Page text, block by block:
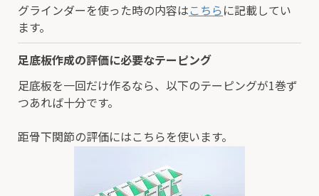
グラインダーを使った時の内容はこちらに記載してい
ます。
足底板作成の評価に必要なテーピング
足底板を一回だけ作るなら、以下のテーピングが1巻ず
つあれば十分です。
距骨下関節の評価にはこちらを使います。